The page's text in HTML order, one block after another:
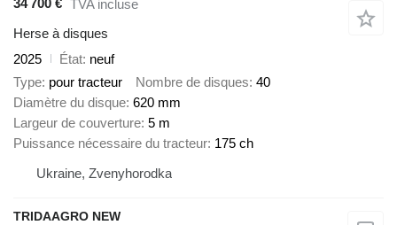
TVA incluse
Herse à disques
2025
État neuf
Type pour tracteur Nombre de disques 40
Diamètre du disque 620 mm
Largeur de couverture 5 m
Puissance nécessaire du tracteur 175 ch
Ukraine, Zvenyhorodka
TRIDAAGRO NEW